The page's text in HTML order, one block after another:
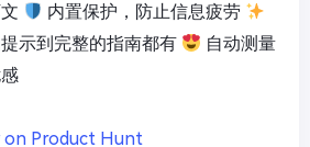
内置保护，防止信息疲劳
示到完整的指南都有
自动测量
on Product Hunt